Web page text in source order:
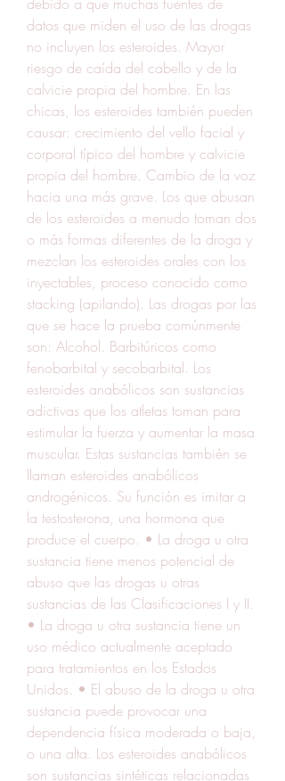
datos que miden el uso de las drogas
no incluyen los esteroides. Mayor
riesgo de caída del cabello y de la
calvicie propia del hombre. En las
chicas, los esteroides también pueden
causar: crecimiento del vello facial y
corporal típico del hombre y calvicie
propia del hombre. Cambio de la voz
hacia una más grave. Los que abusan
de los esteroides a menudo toman dos
o más formas diferentes de la droga y
mezclan los esteroides orales con los
inyectables, proceso conocido como
stacking (apilando). Las drogas por las
que se hace la prueba comúnmente
son: Alcohol. Barbitúricos como
fenobarbital y secobarbital. Los
esteroides anabólicos son sustancias
adictivas que los atletas toman para
estimular la fuerza y aumentar la masa
muscular. Estas sustancias también se
llaman esteroides anabólicos
androgénicos. Su función es imitar a
la testosterona, una hormona que
produce el cuerpo. • La droga u otra
sustancia tiene menos potencial de
abuso que las drogas u otras
sustancias de las Clasificaciones I y II.
• La droga u otra sustancia tiene un
uso médico actualmente aceptado
para tratamientos en los Estados
Unidos. • El abuso de la droga u otra
sustancia puede provocar una
dependencia física moderada o baja,
o una alta. Los esteroides anabólicos
son sustancias sintéticas relacionadas